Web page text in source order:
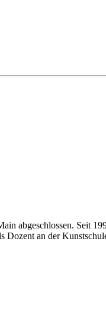
abgeschlossen. Seit
Dozent an der